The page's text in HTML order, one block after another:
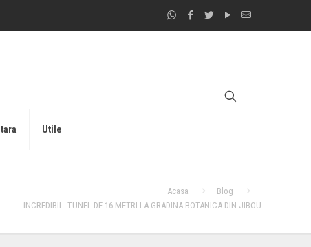
Utile
Acasa
Blog
INCREDIBIL: TUNEL DE 16 METRI LA GRADINA BOTANICA DIN JIBOU